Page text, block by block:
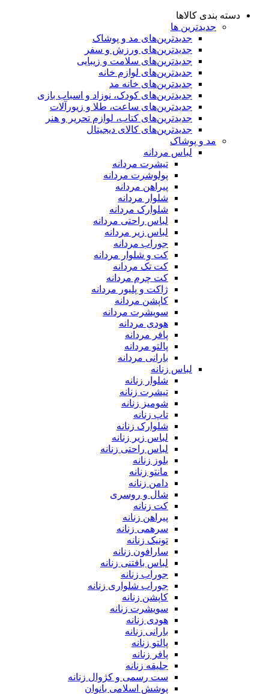
دسته بندی کالاها
جدیدترین ها
جدید‌ترین‌های مد و پوشاک
جدید‌ترین‌های ورزش و سفر
جدید‌ترین‌های سلامت و زیبایی
جدید‌ترین‌های لوازم خانه
جدیدترین‌های خانه مد
جدید‌ترین‌های کودک، نوزاد و اسباب بازی
جدید‌ترین‌های ساعت، طلا و زیورآلات
جدید‌ترین‌های کتاب، لوازم تحریر و هنر
جدید‌ترین‌های کالای دیجیتال
مد و پوشاک
لباس مردانه
تیشرت مردانه
پولوشرت مردانه
پیراهن مردانه
شلوار مردانه
شلوارک مردانه
لباس راحتی مردانه
لباس زیر مردانه
جوراب مردانه
کت و شلوار مردانه
کت تک مردانه
کت چرم مردانه
ژاکت و پلیور مردانه
کاپشن مردانه
سویشرت مردانه
هودی مردانه
پافر مردانه
پالتو مردانه
بارانی مردانه
لباس زنانه
شلوار زنانه
تیشرت زنانه
شومیز زنانه
تاپ زنانه
شلوارک زنانه
لباس زیر زنانه
لباس راحتی زنانه
بلوز زنانه
مانتو زنانه
دامن زنانه
شال و روسری
کت زنانه
پیراهن زنانه
سرهمی زنانه
تونیک زنانه
سارافون زنانه
لباس بافتنی زنانه
جوراب زنانه
جوراب شلواری زنانه
کاپشن زنانه
سویشرت زنانه
هودی زنانه
بارانی زنانه
پالتو زنانه
پافر زنانه
جلیقه زنانه
ست رسمی و کژوال زنانه
پوشش اسلامی بانوان